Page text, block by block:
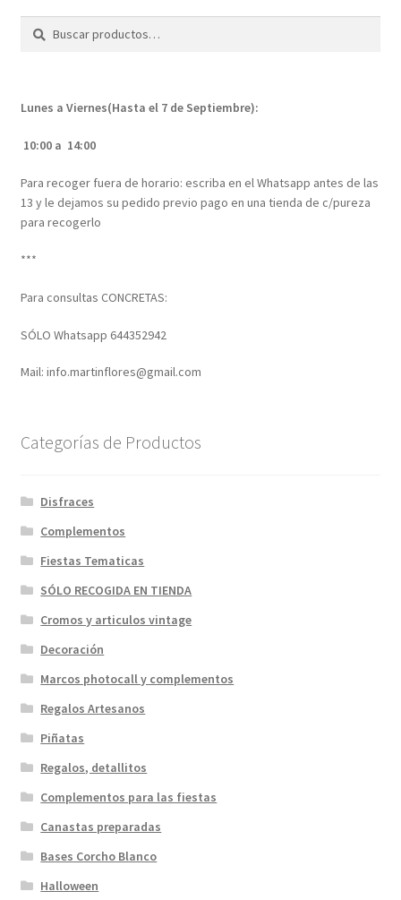
Buscar
Buscar
Lunes a Viernes(Hasta el 7 de Septiembre):
10:00 a 14:00
Para recoger fuera de horario: escriba en el Whatsapp antes de las
13 y le dejamos su pedido previo pago en una tienda de c/pureza
para recogerlo
***
Para consultas CONCRETAS:
SÓLO Whatsapp 644352942
Mail: info.martinflores@gmail.com
Categorías de Productos
Disfraces
Complementos
Fiestas Tematicas
SÓLO RECOGIDA EN TIENDA
Cromos y articulos vintage
Decoración
Marcos photocall y complementos
Regalos Artesanos
Piñatas
Regalos, detallitos
Complementos para las fiestas
Canastas preparadas
Bases Corcho Blanco
Halloween